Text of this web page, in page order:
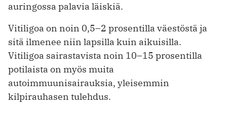
auringossa palavia läiskiä.
Vitiligoa on noin 0,5–2 prosentilla väestöstä ja
sitä ilmenee niin lapsilla kuin aikuisilla.
Vitiligoa sairastavista noin 10–15 prosentilla
potilaista on myös muita
autoimmuunisairauksia, yleisemmin
kilpirauhasen tulehdus.